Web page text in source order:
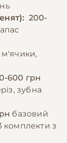
200-
м'ячики,
600 грн
зубна
базовий
комплекти з